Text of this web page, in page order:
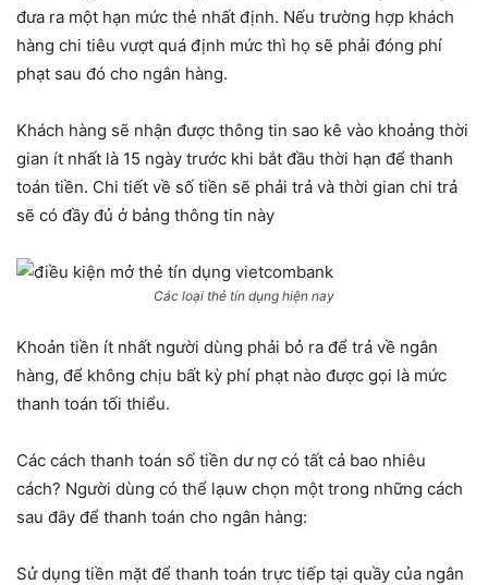
đưa ra một hạn mức thẻ nhất định. Nếu trường hợp khách
hàng chi tiêu vượt quá định mức thì họ sẽ phải đóng phí
phạt sau đó cho ngân hàng.
Khách hàng sẽ nhận được thông tin sao kê vào khoảng thời
gian ít nhất là 15 ngày trước khi bắt đầu thời hạn để thanh
toán tiền. Chi tiết về số tiền sẽ phải trả và thời gian chi trả
sẽ có đầy đủ ở bảng thông tin này
Các loại thẻ tín dụng hiện nay
Khoản tiền ít nhất người dùng phải bỏ ra để trả về ngân
hàng, để không chịu bất kỳ phí phạt nào được gọi là mức
thanh toán tối thiểu.
Các cách thanh toán số tiền dư nợ có tất cả bao nhiêu
cách? Người dùng có thể lạuw chọn một trong những cách
sau đây để thanh toán cho ngân hàng:
Sử dụng tiền mặt để thanh toán trực tiếp tại quầy của ngân